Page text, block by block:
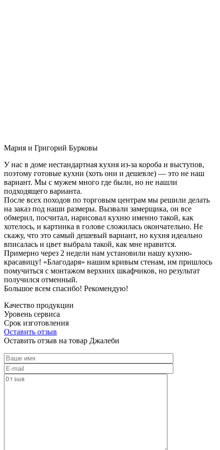
Мария и Григорий Бурковы
У нас в доме нестандартная кухня из-за короба и выступов,
поэтому готовые кухни (хоть они и дешевле) — это не наш
вариант. Мы с мужем много где были, но не нашли
подходящего варианта.
После всех походов по торговым центрам мы решили делать
на заказ под наши размеры. Вызвали замерщика, он все
обмерил, посчитал, нарисовал кухню именно такой, как
хотелось, и картинка в голове сложилась окончательно. Не
скажу, что это самый дешевый вариант, но кухня идеально
вписалась и цвет выбрала такой, как мне нравится.
Примерно через 2 недели нам установили нашу кухню-
красавицу! «Благодаря» нашим кривым стенам, им пришлось
помучиться с монтажом верхних шкафчиков, но результат
получился отменный.
Большое всем спасибо! Рекомендую!
Качество продукции
Уровень сервиса
Срок изготовления
Оставить отзыв
Оставить отзыв на товар Джалеби